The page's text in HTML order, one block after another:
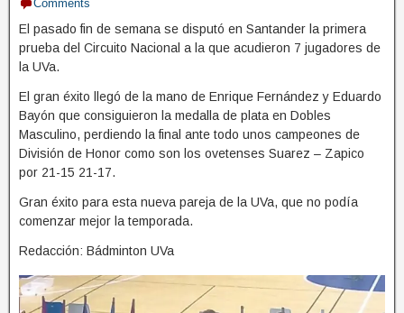
Comments
El pasado fin de semana se disputó en Santander la primera
prueba del Circuito Nacional a la que acudieron 7 jugadores de
la UVa.
El gran éxito llegó de la mano de Enrique Fernández y Eduardo
Bayón que consiguieron la medalla de plata en Dobles
Masculino, perdiendo la final ante todo unos campeones de
División de Honor como son los ovetenses Suarez – Zapico
por 21-15 21-17.
Gran éxito para esta nueva pareja de la UVa, que no podía
comenzar mejor la temporada.
Redacción: Bádminton UVa